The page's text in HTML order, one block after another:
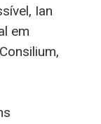
Ian
em